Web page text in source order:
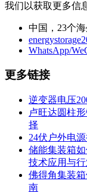
我们以获取更多信
中国，23个
WhatsApp/
更多链接
逆变器电压
卢旺达圆柱
择
24伏户外电
储能集装箱
技术应用与
佛得角集装
南